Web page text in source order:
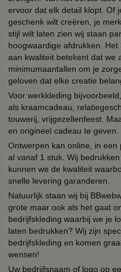
ervoor dat elk detail klopt. Of
geschenk wilt creëren, je
stijl wilt laten zien wij staan
hoogwaardige afdrukken.
aan kwaliteit betekent dat we
minimumaantallen om je
geloven dat elke creatie
Voor werkkleding
als kraamcadeau,
touwerij, vrijgezellenfeest.
en origineel cadeau te geven.
Ontwerpen kan online, in
al vanaf 1 stuk. Wij
kunnen we de kwaliteit
snelle levering garanderen.
Natuurlijk staan wij bij
grote maar ook als het gaat
bedrijfskleding waarbij we je
laten bedrukken? Wij zijn
bedrijfskleding en komen
wensen!
Uw bedrijfsnaam of logo op